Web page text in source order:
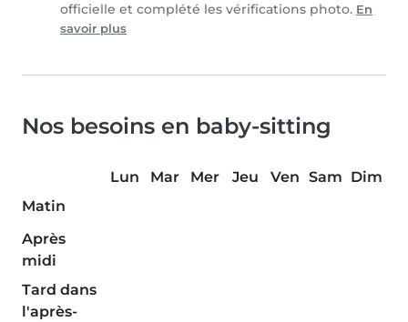
officielle et complété les vérifications photo. En
savoir plus
Nos besoins en baby-sitting
Lun Mar Mer Jeu Ven Sam Dim
Matin
Après
midi
Tard dans
l'après-